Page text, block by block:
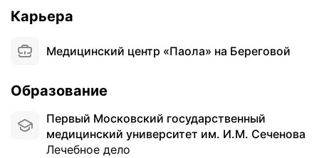
Карьера
Медицинский центр «Паола» на Береговой
Образование
Первый Московский государственный
медицинский университет им. И.М. Сеченова
Лечебное дело